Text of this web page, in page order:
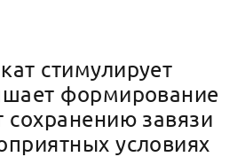
стимулирует
формирование
сохранению завязи
условиях